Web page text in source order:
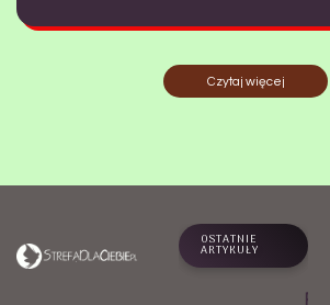
Czytaj więcej
OSTATNIE
ARTYKUŁY